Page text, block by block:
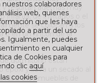
y resultan además muy
infantil, de invitados o el
se colocan a los
o en un rincón de la
de dormitorio están
epoxi y lleva un secado al
a los muebles de
colaboradores
web, quienes
que les haya
a partir del uso
Igualmente, puedes
en cualquier
de Cookies para
clic aquí
cookies